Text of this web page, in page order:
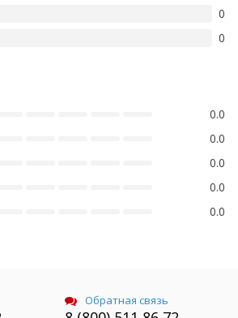
0
0
0.0
0.0
0.0
0.0
0.0
Обратная связь